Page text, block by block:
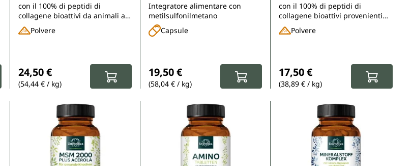
erba - 10 g per dose
giornaliera - 450 g di
polvere - di Unimedica
con il 100% di peptidi di
collagene bioattivi da animali al
pascolo
Polvere
24,50 €
(54,44 € / kg)
Integratore alimentare con
metilsulfonilmetano
Capsule
19,50 €
(58,04 € / kg)
con il 100% di peptidi di
collagene bioattivi provenienti
da animali allevati al pascolo
Polvere
17,50 €
(38,89 € / kg)